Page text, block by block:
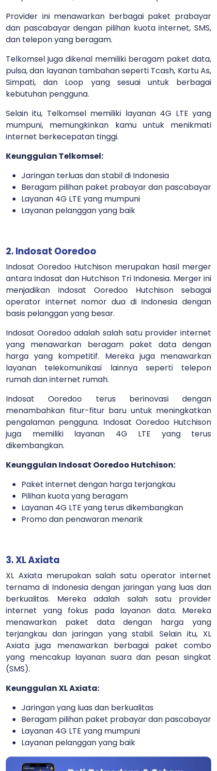
Provider ini menawarkan berbagai paket prabayar
dan pascabayar dengan pilihan kuota internet, SMS,
dan telepon yang beragam.
Telkomsel juga dikenal memiliki beragam paket data,
pulsa, dan layanan tambahan seperti Tcash, Kartu As,
Simpati, dan Loop yang sesuai untuk berbagai
kebutuhan pengguna.
Selain itu, Telkomsel memiliki layanan 4G LTE yang
mumpuni, memungkinkan kamu untuk menikmati
internet berkecepatan tinggi.
Keunggulan Telkomsel:
Jaringan terluas dan stabil di Indonesia
Beragam pilihan paket prabayar dan pascabayar
Layanan 4G LTE yang mumpuni
Layanan pelanggan yang baik
2. Indosat Ooredoo
Indosat Ooredoo Hutchison merupakan hasil merger
antara Indosat dan Hutchison Tri Indonesia. Merger ini
menjadikan Indosat Ooredoo Hutchison sebagai
operator internet nomor dua di Indonesia dengan
basis pelanggan yang besar.
Indosat Ooredoo adalah salah satu provider internet
yang menawarkan beragam paket data dengan
harga yang kompetitif. Mereka juga menawarkan
layanan telekomunikasi lainnya seperti telepon
rumah dan internet rumah.
Indosat Ooredoo terus berinovasi dengan
menambahkan fitur-fitur baru untuk meningkatkan
pengalaman pengguna. Indosat Ooredoo Hutchison
juga memiliki layanan 4G LTE yang terus
dikembangkan.
Keunggulan Indosat Ooredoo Hutchison:
Paket internet dengan harga terjangkau
Pilihan kuota yang beragam
Layanan 4G LTE yang terus dikembangkan
Promo dan penawaran menarik
3. XL Axiata
XL Axiata merupakan salah satu operator internet
ternama di Indonesia dengan jaringan yang luas dan
berkualitas. Mereka adalah salah satu provider
internet yang fokus pada layanan data. Mereka
menawarkan paket data dengan harga yang
terjangkau dan jaringan yang stabil. Selain itu, XL
Axiata juga menawarkan berbagai paket combo
yang mencakup layanan suara dan pesan singkat
(SMS).
Keunggulan XL Axiata:
Jaringan yang luas dan berkualitas
Beragam pilihan paket prabayar dan pascabayar
Layanan 4G LTE yang mumpuni
Layanan pelanggan yang baik